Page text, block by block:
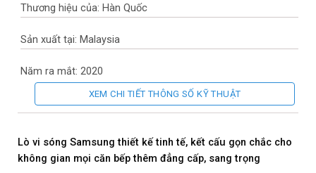
Thương hiệu của: Hàn Quốc
Sản xuất tại: Malaysia
Năm ra mắt: 2020
Chức năng
Chức năng chính: Rã đông, hâm, nấu, nướng
Chức năng khác: Có nướng
XEM CHI TIẾT THÔNG SỐ KỸ THUẬT
Lò vi sóng Samsung thiết kế tinh tế, kết cấu gọn chắc cho
không gian mọi căn bếp thêm đẳng cấp, sang trọng